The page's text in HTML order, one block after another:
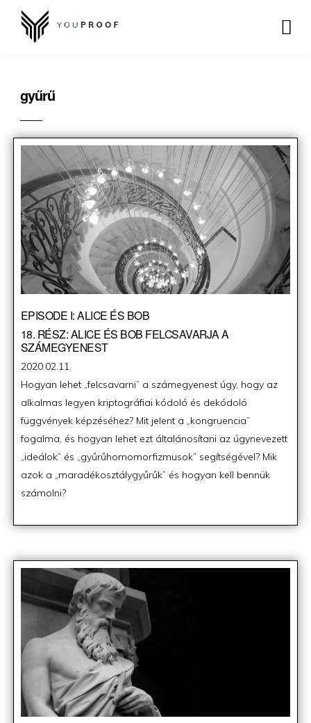
gyűrű
EPISODE I: ALICE ÉS BOB
18. RÉSZ: ALICE ÉS BOB FELCSAVARJA A
SZÁMEGYENEST
Posted
on
2020.02.11.
Hogyan lehet „felcsavarni” a számegyenest úgy, hogy az
alkalmas legyen kriptográfiai kódoló és dekódoló
függvények képzéséhez? Mit jelent a „kongruencia”
fogalma, és hogyan lehet ezt általánosítani az úgynevezett
„ideálok” és „gyűrűhomomorfizmusok” segítségével? Mik
azok a „maradékosztálygyűrűk” és hogyan kell bennük
számolni?